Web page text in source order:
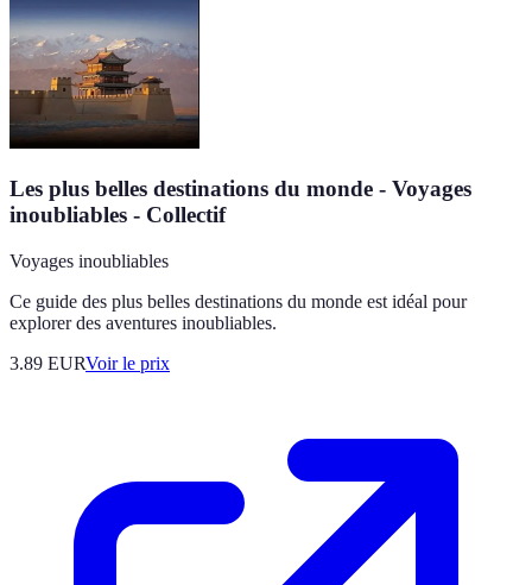
Les plus belles destinations du monde - Voyages
inoubliables - Collectif
Voyages inoubliables
Ce guide des plus belles destinations du monde est idéal pour
explorer des aventures inoubliables.
3.89 EURVoir le prix